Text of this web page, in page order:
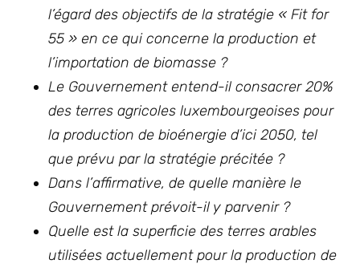
l’égard des objectifs de la stratégie « Fit for
55 » en ce qui concerne la production et
l’importation de biomasse ?
Le Gouvernement entend-il consacrer 20%
des terres agricoles luxembourgeoises pour
la production de bioénergie d’ici 2050, tel
que prévu par la stratégie précitée ?
Dans l’affirmative, de quelle manière le
Gouvernement prévoit-il y parvenir ?
Quelle est la superficie des terres arables
utilisées actuellement pour la production de